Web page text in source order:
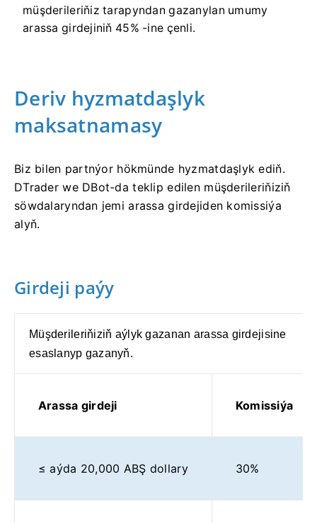
müşderileriňiz tarapyndan gazanylan umumy
arassa girdejiniň 45% -ine çenli.
Deriv hyzmatdaşlyk
maksatnamasy
Biz bilen partnýor hökmünde hyzmatdaşlyk ediň.
DTrader we DBot-da teklip edilen müşderileriňiziň
söwdalaryndan jemi arassa girdejiden komissiýa
alyň.
Girdeji paýy
Müşderileriňiziň aýlyk gazanan arassa girdejisine
esaslanyp gazanyň.
Arassa girdeji Komissiýa
≤ aýda 20,000 ABŞ dollary 30%